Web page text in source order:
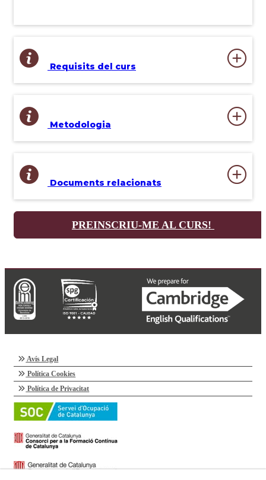
Requisits del curs
Metodologia
Documents relacionats
PREINSCRIU-ME AL CURS!
Avís Legal
Política Cookies
Política de Privacitat